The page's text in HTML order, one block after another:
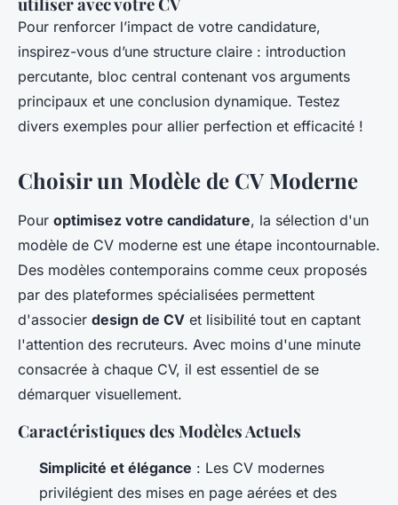
Pour renforcer l’impact de votre candidature,
inspirez-vous d’une structure claire : introduction
percutante, bloc central contenant vos arguments
principaux et une conclusion dynamique. Testez
divers exemples pour allier perfection et efficacité !
Choisir un Modèle de CV Moderne
Pour optimisez votre candidature, la sélection d'un
modèle de CV moderne est une étape incontournable.
Des modèles contemporains comme ceux proposés
par des plateformes spécialisées permettent
d'associer design de CV et lisibilité tout en captant
l'attention des recruteurs. Avec moins d'une minute
consacrée à chaque CV, il est essentiel de se
démarquer visuellement.
Caractéristiques des Modèles Actuels
Simplicité et élégance : Les CV modernes
privilégient des mises en page aérées et des